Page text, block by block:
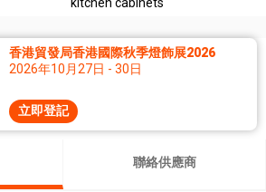
香港貿發局香港國際秋季燈飾展2026
2026年10月27日 - 30日
立即登記
聯絡供應商